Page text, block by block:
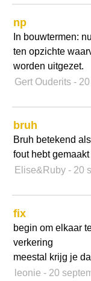
np
In bouwtermen:
ten opzichte
worden uitgezet.
Gert Ouderits -
bruh
Bruh betekend
fout hebt
Elise&Ruby - 20
fix
begin om elkaar
verkering
meestal krijg je
leonie - 20